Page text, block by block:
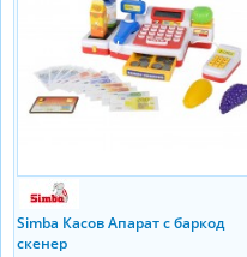
Simba Касов Апарат с баркод
скенер